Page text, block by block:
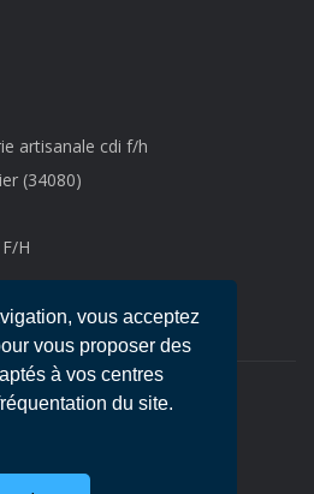
vous acceptez
vous proposer des
à vos centres
du site.
artisanale cdi f/h
(34080)
H